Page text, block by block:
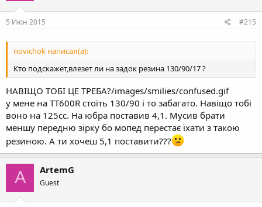
5 Июн 2015 #215
novichok написал(а):
Кто подскажет,влезет ли на задок резина 130/90/17 ?
НАВІЩО ТОБІ ЦЕ ТРЕБА?/images/smilies/confused.gif
у мене на TT600R стоїть 130/90 і то забагато. Навіщо тобі
воно на 125сс. На юбра поставив 4,1. Мусив брати
меншу передню зірку бо мопед перестає їхати з такою
резиною. А ти хочеш 5,1 поставити???
A ArtemG
Guest